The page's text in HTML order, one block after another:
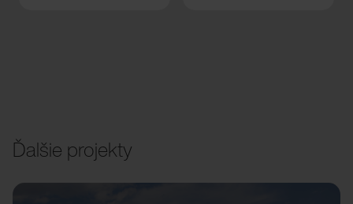
Ďalšie projekty